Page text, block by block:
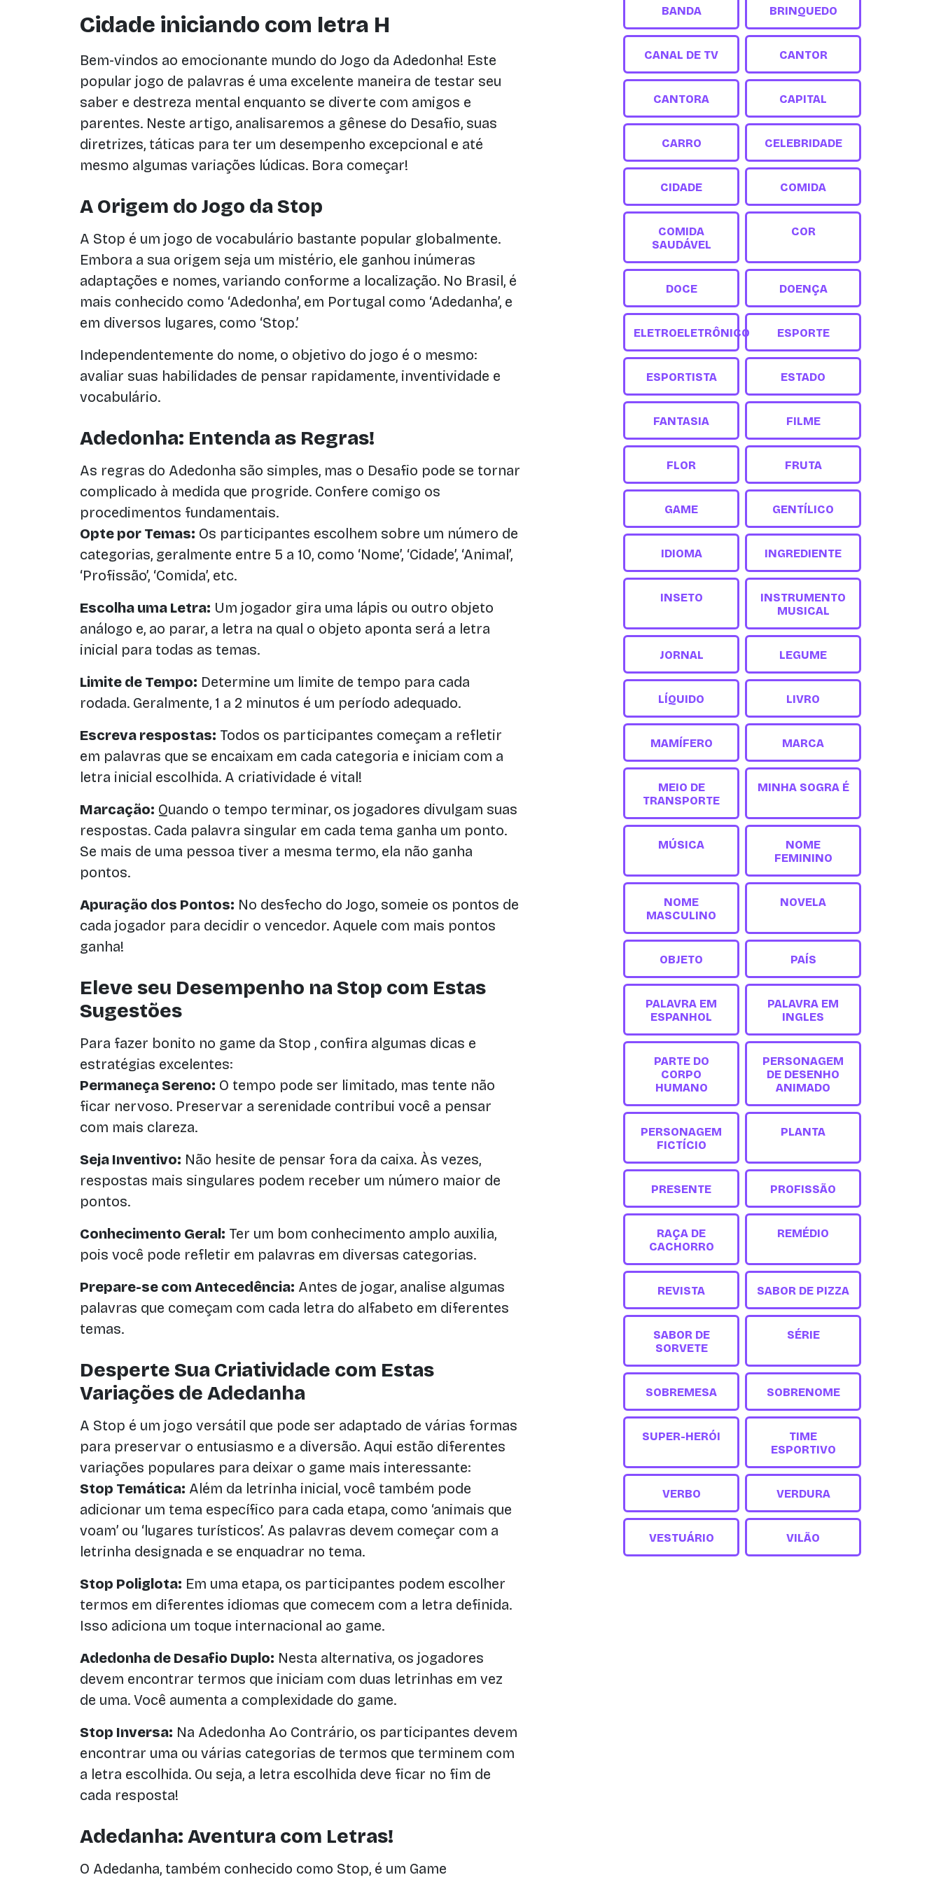
Cidade iniciando com letra H
Bem-vindos ao emocionante mundo do Jogo da Adedonha! Este
popular jogo de palavras é uma excelente maneira de testar seu
saber e destreza mental enquanto se diverte com amigos e
parentes. Neste artigo, analisaremos a gênese do Desafio, suas
diretrizes, táticas para ter um desempenho excepcional e até
mesmo algumas variações lúdicas. Bora começar!
A Origem do Jogo da Stop
A Stop é um jogo de vocabulário bastante popular globalmente.
Embora a sua origem seja um mistério, ele ganhou inúmeras
adaptações e nomes, variando conforme a localização. No Brasil, é
mais conhecido como ‘Adedonha’, em Portugal como ‘Adedanha’, e
em diversos lugares, como ‘Stop.’
Independentemente do nome, o objetivo do jogo é o mesmo:
avaliar suas habilidades de pensar rapidamente, inventividade e
vocabulário.
Adedonha: Entenda as Regras!
As regras do Adedonha são simples, mas o Desafio pode se tornar
complicado à medida que progride. Confere comigo os
procedimentos fundamentais.
Opte por Temas: Os participantes escolhem sobre um número de
categorias, geralmente entre 5 a 10, como ‘Nome’, ‘Cidade’, ‘Animal’,
‘Profissão’, ‘Comida’, etc.
Escolha uma Letra: Um jogador gira uma lápis ou outro objeto
análogo e, ao parar, a letra na qual o objeto aponta será a letra
inicial para todas as temas.
Limite de Tempo: Determine um limite de tempo para cada
rodada. Geralmente, 1 a 2 minutos é um período adequado.
Escreva respostas: Todos os participantes começam a refletir
em palavras que se encaixam em cada categoria e iniciam com a
letra inicial escolhida. A criatividade é vital!
Marcação: Quando o tempo terminar, os jogadores divulgam suas
respostas. Cada palavra singular em cada tema ganha um ponto.
Se mais de uma pessoa tiver a mesma termo, ela não ganha
pontos.
Apuração dos Pontos: No desfecho do Jogo, someie os pontos de
cada jogador para decidir o vencedor. Aquele com mais pontos
ganha!
Eleve seu Desempenho na Stop com Estas
Sugestões
Para fazer bonito no game da Stop , confira algumas dicas e
estratégias excelentes:
Permaneça Sereno: O tempo pode ser limitado, mas tente não
ficar nervoso. Preservar a serenidade contribui você a pensar
com mais clareza.
Seja Inventivo: Não hesite de pensar fora da caixa. Às vezes,
respostas mais singulares podem receber um número maior de
pontos.
Conhecimento Geral: Ter um bom conhecimento amplo auxilia,
pois você pode refletir em palavras em diversas categorias.
Prepare-se com Antecedência: Antes de jogar, analise algumas
palavras que começam com cada letra do alfabeto em diferentes
temas.
Desperte Sua Criatividade com Estas
Variações de Adedanha
A Stop é um jogo versátil que pode ser adaptado de várias formas
para preservar o entusiasmo e a diversão. Aqui estão diferentes
variações populares para deixar o game mais interessante:
Stop Temática: Além da letrinha inicial, você também pode
adicionar um tema específico para cada etapa, como ‘animais que
voam’ ou ‘lugares turísticos’. As palavras devem começar com a
letrinha designada e se enquadrar no tema.
Stop Poliglota: Em uma etapa, os participantes podem escolher
termos em diferentes idiomas que comecem com a letra definida.
Isso adiciona um toque internacional ao game.
Adedonha de Desafio Duplo: Nesta alternativa, os jogadores
devem encontrar termos que iniciam com duas letrinhas em vez
de uma. Você aumenta a complexidade do game.
Stop Inversa: Na Adedonha Ao Contrário, os participantes devem
encontrar uma ou várias categorias de termos que terminem com
a letra escolhida. Ou seja, a letra escolhida deve ficar no fim de
cada resposta!
Adedanha: Aventura com Letras!
O Adedanha, também conhecido como Stop, é um Game
BANDA BRINQUEDO
CANAL DE TV CANTOR
CANTORA CAPITAL
CARRO CELEBRIDADE
CIDADE COMIDA
COMIDA
SAUDÁVEL
COR
DOCE DOENÇA
ELETROELETRÔNICO ESPORTE
ESPORTISTA ESTADO
FANTASIA FILME
FLOR FRUTA
GAME GENTÍLICO
IDIOMA INGREDIENTE
INSETO
INSTRUMENTO
MUSICAL
JORNAL LEGUME
LÍQUIDO LIVRO
MAMÍFERO MARCA
MEIO DE
TRANSPORTE
MINHA SOGRA É
MÚSICA
NOME
FEMININO
NOME
MASCULINO
NOVELA
OBJETO PAÍS
PALAVRA EM
ESPANHOL
PALAVRA EM
INGLES
PARTE DO
CORPO
HUMANO
PERSONAGEM
DE DESENHO
ANIMADO
PERSONAGEM
FICTÍCIO
PLANTA
PRESENTE PROFISSÃO
RAÇA DE
CACHORRO
REMÉDIO
REVISTA SABOR DE PIZZA
SABOR DE
SORVETE
SÉRIE
SOBREMESA SOBRENOME
SUPER-HERÓI
TIME
ESPORTIVO
VERBO VERDURA
VESTUÁRIO VILÃO